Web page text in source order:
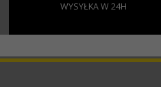
WYSYŁKA W 24H